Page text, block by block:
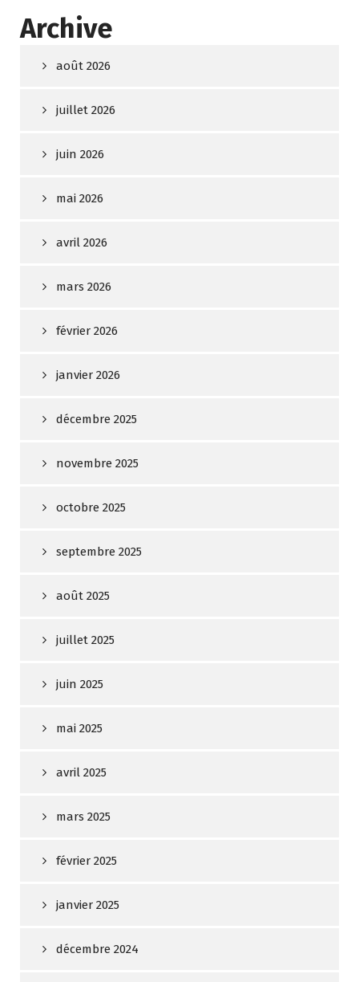
Archive
août 2026
juillet 2026
juin 2026
mai 2026
avril 2026
mars 2026
février 2026
janvier 2026
décembre 2025
novembre 2025
octobre 2025
septembre 2025
août 2025
juillet 2025
juin 2025
mai 2025
avril 2025
mars 2025
février 2025
janvier 2025
décembre 2024